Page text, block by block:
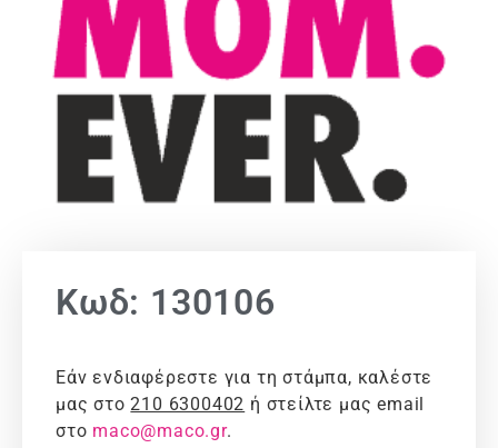
Κωδ: 130106
Εάν ενδιαφέρεστε για τη στάμπα, καλέστε
μας στο210 6300402 ή στείλτε μας email
στο maco@maco.gr.